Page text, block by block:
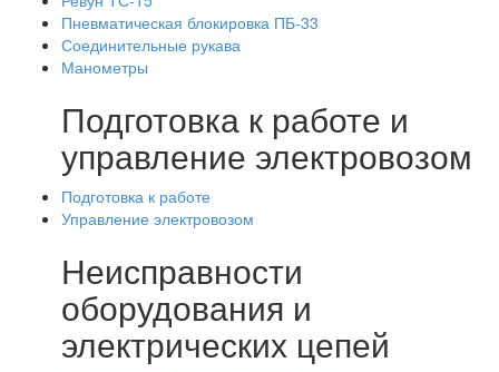
Пневматическая блокировка ПБ-33
Соединительные рукава
Манометры
Подготовка к работе и
управление электровозом
Подготовка к работе
Управление электровозом
Неисправности
оборудования и
электрических цепей